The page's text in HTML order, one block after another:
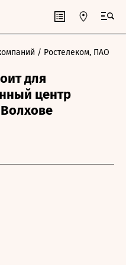
/ Ростелеком, ПАО
для
центр